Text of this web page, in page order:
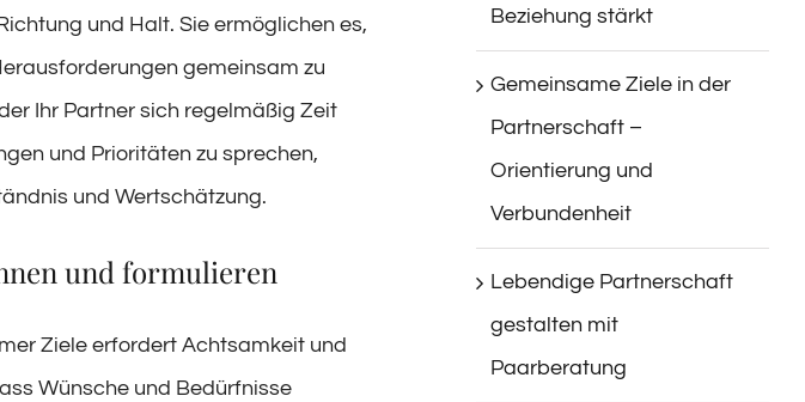
und Halt. Sie ermöglichen es,
gemeinsam zu
Ihr Partner sich regelmäßig Zeit
und Prioritäten zu sprechen,
und Wertschätzung.
und formulieren
Ziele erfordert Achtsamkeit und
Wünsche und Bedürfnisse
Beziehung stärkt
Gemeinsame Ziele in der
Partnerschaft –
Orientierung und
Verbundenheit
Lebendige Partnerschaft
gestalten mit
Paarberatung